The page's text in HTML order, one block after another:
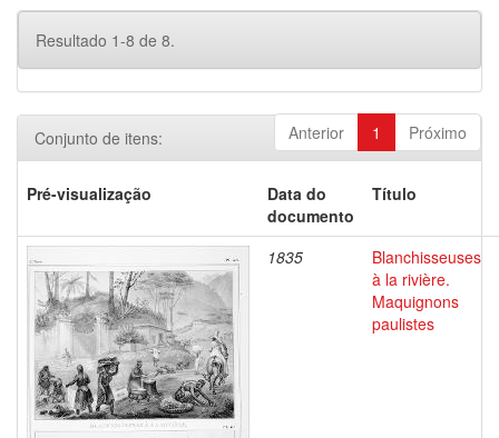
Resultado 1-8 de 8.
Anterior 1 Próximo
Conjunto de itens:
Pré-visualização
Data do
documento
Título
1835
Blanchisseuses
à la rivière.
Maquignons
paulistes